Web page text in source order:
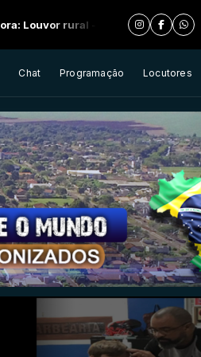
- Parte 1
Chat Programação Locutores